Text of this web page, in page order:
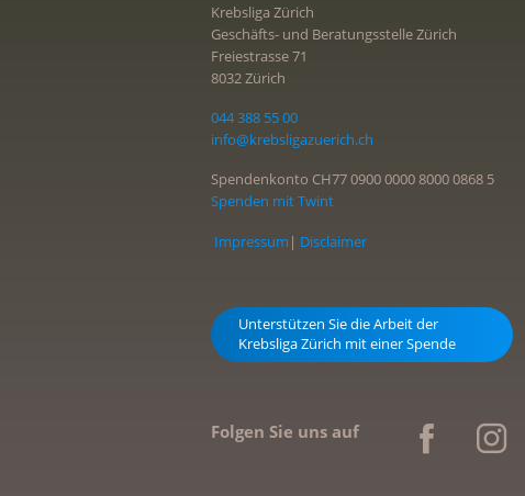
Krebsliga Zürich
Geschäfts- und Beratungsstelle Zürich
Freiestrasse 71
8032 Zürich
044 388 55 00
info@krebsligazuerich.ch
Spendenkonto CH77 0900 0000 8000 0868 5
Spenden mit Twint
Impressum | Disclaimer
Unterstützen Sie die Arbeit der
Krebsliga Zürich mit einer Spende
Folgen Sie uns auf